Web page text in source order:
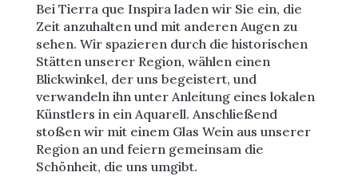
Bei Tierra que Inspira laden wir Sie ein, die
Zeit anzuhalten und mit anderen Augen zu
sehen. Wir spazieren durch die historischen
Stätten unserer Region, wählen einen
Blickwinkel, der uns begeistert, und
verwandeln ihn unter Anleitung eines lokalen
Künstlers in ein Aquarell. Anschließend
stoßen wir mit einem Glas Wein aus unserer
Region an und feiern gemeinsam die
Schönheit, die uns umgibt.